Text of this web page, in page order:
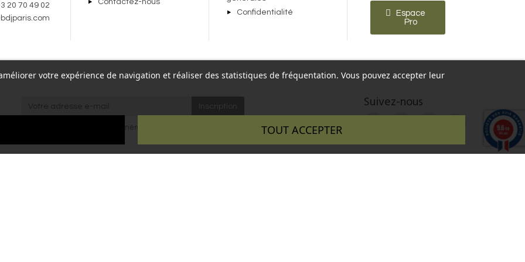
3 20 70 49 02
Contactez-nous
Confidentialité
Espace
Pro
votre expérience de navigation et réaliser des statistiques de fréquentation. Vous pouvez accepter leur
TOUT ACCEPTER
conditions générales
Suivez-nous
9.6 /10
346 avis